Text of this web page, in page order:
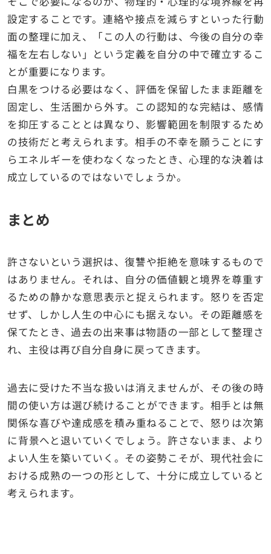
設定することです。連絡や接点を減らすといった行動
面の整理に加え、「この人の行動は、今後の自分の幸
福を左右しない」という定義を自分の中で確立するこ
とが重要になります。
白黒をつける必要はなく、評価を保留したまま距離を
固定し、生活圏から外す。この認知的な完結は、感情
を抑圧することとは異なり、影響範囲を制限するため
の技術だと考えられます。相手の不幸を願うことにす
らエネルギーを使わなくなったとき、心理的な決着は
成立しているのではないでしょうか。
まとめ
許さないという選択は、復讐や拒絶を意味するもので
はありません。それは、自分の価値観と境界を尊重す
るための静かな意思表示と捉えられます。怒りを否定
せず、しかし人生の中心にも据えない。その距離感を
保てたとき、過去の出来事は物語の一部として整理さ
れ、主役は再び自分自身に戻ってきます。
過去に受けた不当な扱いは消えませんが、その後の時
間の使い方は選び続けることができます。相手とは無
関係な喜びや達成感を積み重ねることで、怒りは次第
に背景へと退いていくでしょう。許さないまま、より
よい人生を築いていく。その姿勢こそが、現代社会に
おける成熟の一つの形として、十分に成立していると
考えられます。